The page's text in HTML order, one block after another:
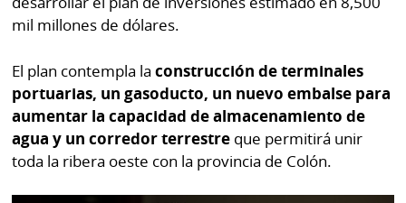
por
Metro
Tienda
Panamá
Tus
Diario
Ellas
Club
La
Prensa
mil millones de dólares.
El plan contempla laconstrucción de terminales
portuarias, un gasoducto, un nuevo embalse para
aumentar la capacidad de almacenamiento de
agua y un corredor terrestre que permitirá unir
toda la ribera oeste con la provincia de Colón.